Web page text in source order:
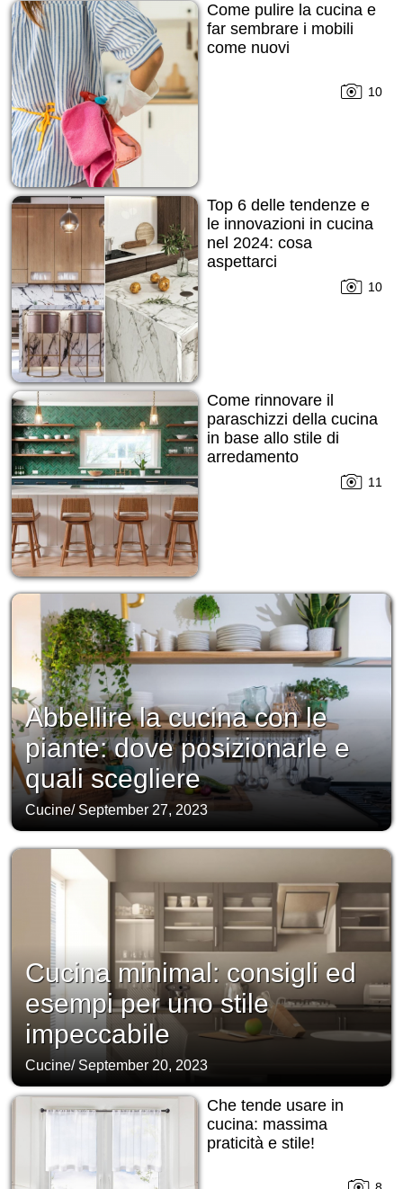
Come pulire la cucina e
far sembrare i mobili
come nuovi
10
Top 6 delle tendenze e
le innovazioni in cucina
nel 2024: cosa
aspettarci
10
Come rinnovare il
paraschizzi della cucina
in base allo stile di
arredamento
11
Abbellire la cucina con le
piante: dove posizionarle e
quali scegliere
Cucine/September 27, 2023
Cucina minimal: consigli ed
esempi per uno stile
impeccabile
Cucine/ September 20, 2023
Che tende usare in
cucina: massima
praticità e stile!